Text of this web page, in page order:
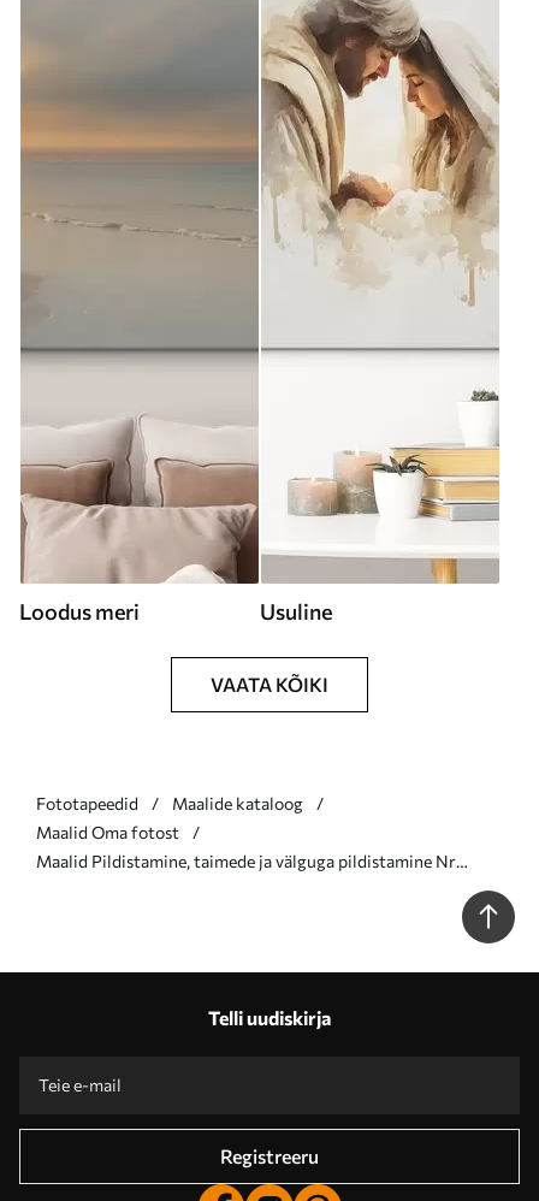
Loodus meri Usuline
VAATA KÕIKI
Fototapeedid
Maalide kataloog
Maalid Oma fotost
Maalid Pildistamine, taimede ja välguga pildistamine Nr
Telli uudiskirja
Registreeru